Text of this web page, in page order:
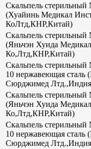
Скальпель
(Хуайинь Медикал
КоЛтд,КНР,Китай)
Скальпель
(Яньчэн Хуида
Ко,Лтд,КНР,Китай)
Скальпель
10 нержавеющая сталь
Сюрджимед
Скальпель
(Яньчэн Хуида
Ко,Лтд,КНР,Китай)
Скальпель
10 нержавеющая сталь
Сюрджимед